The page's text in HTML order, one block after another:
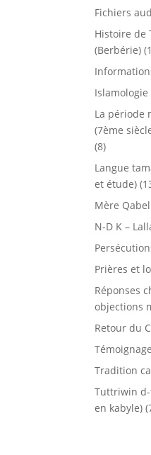
Fichiers
Histoire de
(Berbérie)
Islamologie
La période
(7ème
(8)
Langue
et étude)
Mère
N-D K –
Prières et
Réponses
objections
Retour du
Tradition
Tuttriwin
en kabyle)